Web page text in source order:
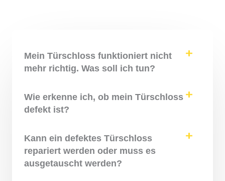
Mein Türschloss funktioniert nicht
mehr richtig. Was soll ich tun?
Wie erkenne ich, ob mein Türschloss
defekt ist?
Kann ein defektes Türschloss
repariert werden oder muss es
ausgetauscht werden?